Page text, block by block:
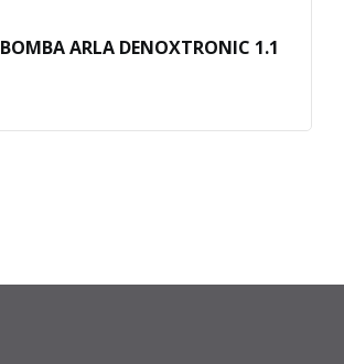
ARLA DENOXTRONIC 1.1